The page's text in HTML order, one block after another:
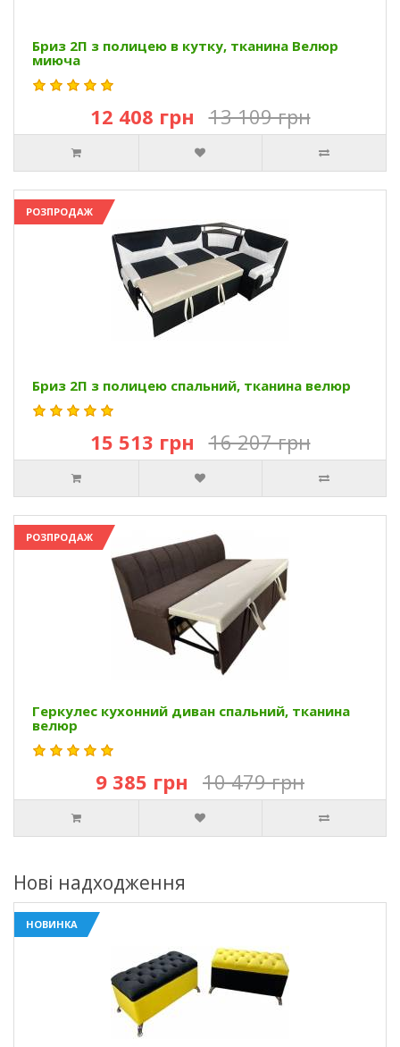
Бриз 2П з полицею в кутку, тканина Велюр
миюча
12 408 грн 13 109 грн
РОЗПРОДАЖ
Бриз 2П з полицею спальний, тканина велюр
15 513 грн 16 207 грн
РОЗПРОДАЖ
Геркулес кухонний диван спальний, тканина
велюр
9 385 грн 10 479 грн
Нові надходження
НОВИНКА